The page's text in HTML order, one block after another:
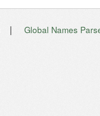
| Global Names